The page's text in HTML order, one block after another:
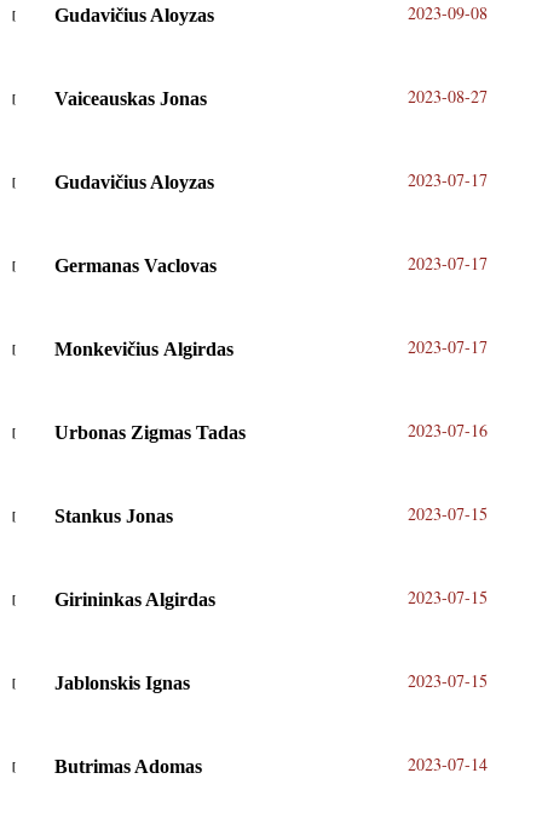
Gudavičius Aloyzas 2023-09-08
Vaiceauskas Jonas 2023-08-27
Gudavičius Aloyzas 2023-07-17
Germanas Vaclovas 2023-07-17
Monkevičius Algirdas 2023-07-17
Urbonas Zigmas Tadas 2023-07-16
Stankus Jonas 2023-07-15
Girininkas Algirdas 2023-07-15
Jablonskis Ignas 2023-07-15
Butrimas Adomas 2023-07-14